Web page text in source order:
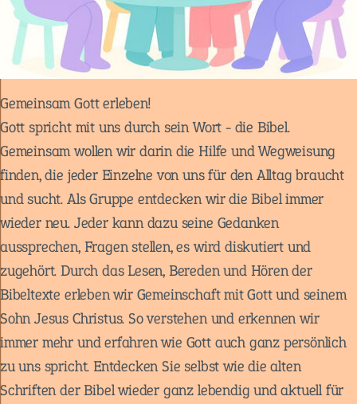
Gemeinsam Gott erleben!
Gott spricht mit uns durch sein Wort - die Bibel.
Gemeinsam wollen wir darin die Hilfe und Wegweisung
finden, die jeder Einzelne von uns für den Alltag braucht
und sucht. Als Gruppe entdecken wir die Bibel immer
wieder neu. Jeder kann dazu seine Gedanken
aussprechen, Fragen stellen, es wird diskutiert und
zugehört. Durch das Lesen, Bereden und Hören der
Bibeltexte erleben wir Gemeinschaft mit Gott und seinem
Sohn Jesus Christus. So verstehen und erkennen wir
immer mehr und erfahren wie Gott auch ganz persönlich
zu uns spricht. Entdecken Sie selbst wie die alten
Schriften der Bibel wieder ganz lebendig und aktuell für